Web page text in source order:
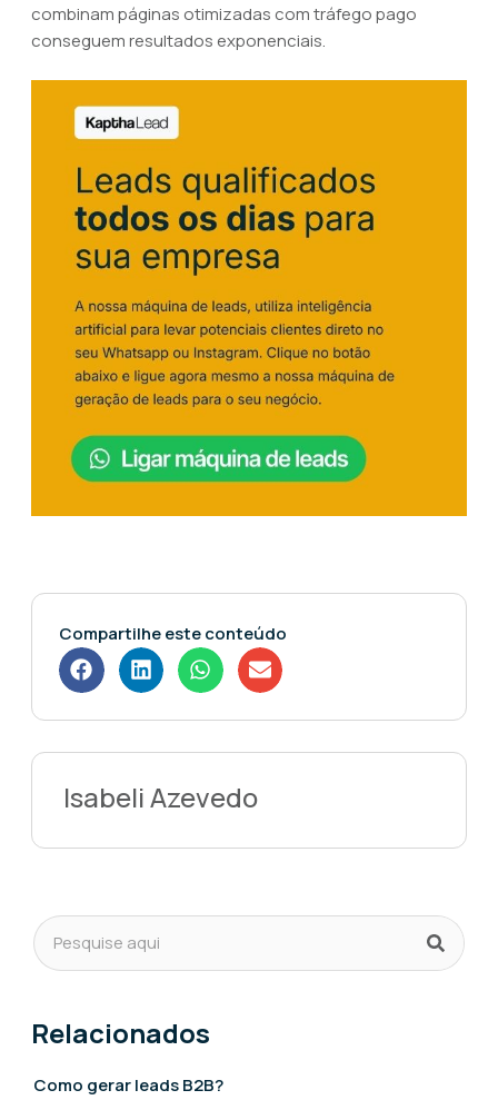
combinam páginas otimizadas com tráfego pago
conseguem resultados exponenciais.
Compartilhe este conteúdo
Isabeli Azevedo
Relacionados
Como gerar leads B2B?